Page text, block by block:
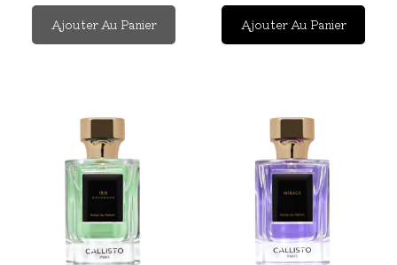
Ajouter Au Panier Ajouter Au Panier